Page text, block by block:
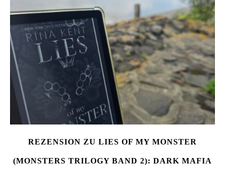
REZENSION ZU LIES OF MY MONSTER
(MONSTERS TRILOGY BAND 2): DARK MAFIA